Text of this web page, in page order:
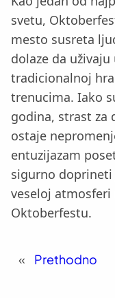
svetu,
mesto susreta
dolaze da
tradicionalnoj
trenucima. Iako
godina, strast za
ostaje
entuzijazam
sigurno
veseloj
Oktoberfestu.
« Prethodno